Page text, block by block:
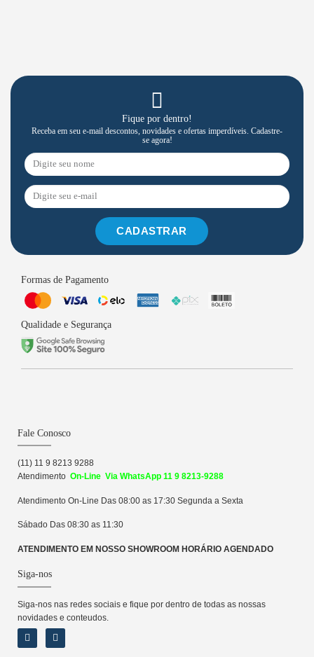
Fique por dentro!
Receba em seu e-mail descontos, novidades e ofertas imperdíveis. Cadastre-
se agora!
CADASTRAR
Formas de Pagamento
Qualidade e Segurança
Fale Conosco
(11) 11 9 8213 9288
Atendimento On-Line Via WhatsApp 11 9 8213-9288
Atendimento On-Line Das 08:00 as 17:30 Segunda a Sexta
Sábado Das 08:30 as 11:30
ATENDIMENTO EM NOSSO SHOWROOM HORÁRIO AGENDADO
Siga-nos
Siga-nos nas redes sociais e fique por dentro de todas as nossas
novidades e conteudos.